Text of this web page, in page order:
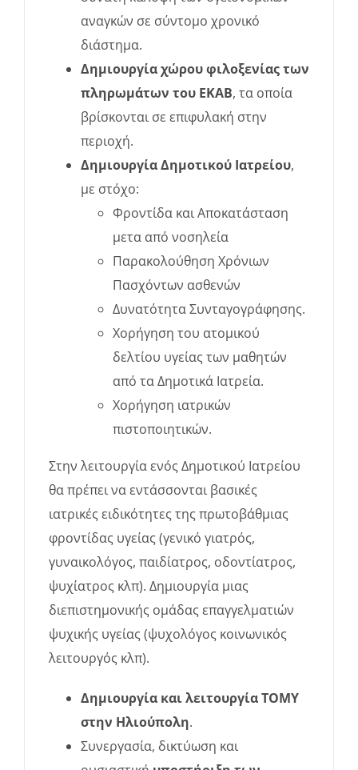
αναγκών σε σύντομο χρονικό
διάστημα.
Δημιουργία χώρου φιλοξενίας των
πληρωμάτων του ΕΚΑΒ, τα οποία
βρίσκονται σε επιφυλακή στην
περιοχή.
Δημιουργία Δημοτικού Ιατρείου,
με στόχο:
Φροντίδα και Αποκατάσταση
μετα από νοσηλεία
Παρακολούθηση Χρόνιων
Πασχόντων ασθενών
Δυνατότητα Συνταγογράφησης.
Χορήγηση του ατομικού
δελτίου υγείας των μαθητών
από τα Δημοτικά Ιατρεία.
Χορήγηση ιατρικών
πιστοποιητικών.
Στην λειτουργία ενός Δημοτικού Ιατρείου
θα πρέπει να εντάσσονται βασικές
ιατρικές ειδικότητες της πρωτοβάθμιας
φροντίδας υγείας (γενικό γιατρός,
γυναικολόγος, παιδίατρος, οδοντίατρος,
ψυχίατρος κλπ). Δημιουργία μιας
διεπιστημονικής ομάδας επαγγελματιών
ψυχικής υγείας (ψυχολόγος κοινωνικός
λειτουργός κλπ).
Δημιουργία και λειτουργία ΤΟΜΥ
στην Ηλιούπολη.
Συνεργασία, δικτύωση και